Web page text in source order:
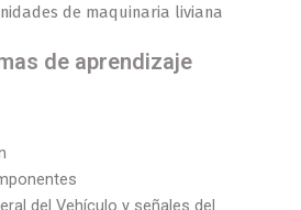
de maquinaria liviana
de aprendizaje
del Vehículo y señales del